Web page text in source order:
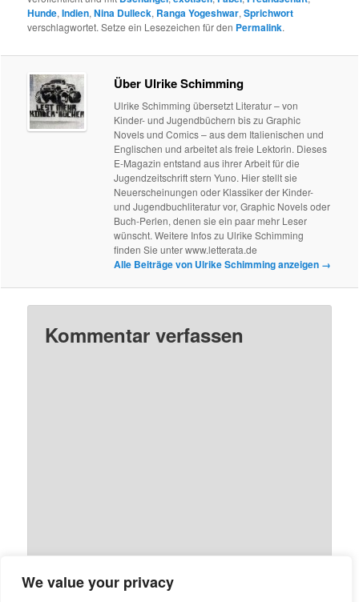
We value your privacy
Hunde,Indien,Nina Dulleck, Ranga Yogeshwar,Sprichwort
verschlagwortet. Setze ein Lesezeichen für den Permalink.
Über Ulrike Schimming
Ulrike Schimming übersetzt Literatur – von
Kinder- und Jugendbüchern bis zu Graphic
Novels und Comics – aus dem Italienischen und
Englischen und arbeitet als freie Lektorin. Dieses
E-Magazin entstand aus ihrer Arbeit für die
Jugendzeitschrift stern Yuno. Hier stellt sie
Neuerscheinungen oder Klassiker der Kinder-
und Jugendbuchliteratur vor, Graphic Novels oder
Buch-Perlen, denen sie ein paar mehr Leser
wünscht. Weitere Infos zu Ulrike Schimming
finden Sie unter www.letterata.de
Alle Beiträge von Ulrike Schimming anzeigen →
Kommentar verfassen